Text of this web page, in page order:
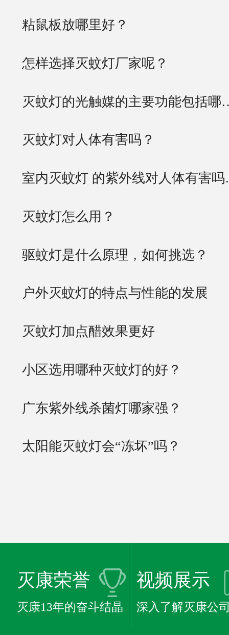
粘鼠板放哪里好？
怎样选择灭蚊灯厂家呢？
灭蚊灯的光触媒的主要功能包括
灭蚊灯对人体有害吗？
室内灭蚊灯 的紫外线对人体有害
灭蚊灯怎么用？
驱蚊灯是什么原理，如何挑选？
户外灭蚊灯的特点与性能的发展
灭蚊灯加点醋效果更好
小区选用哪种灭蚊灯的好？
广东紫外线杀菌灯哪家强？
太阳能灭蚊灯会“冻坏”吗？
灭康荣誉
灭康13年的奋斗结晶
视频展示
深入了解灭康公